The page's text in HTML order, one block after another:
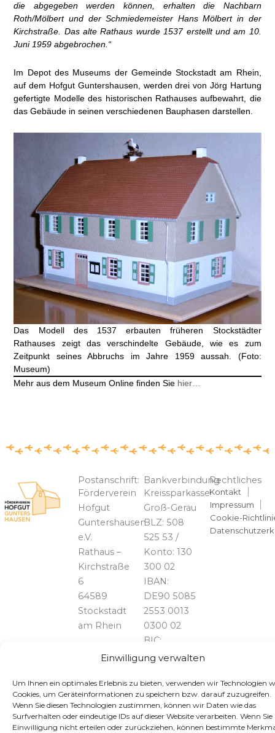
Einwilligung verwalten
Um Ihnen ein optimales Erlebnis zu bieten, verwenden wir Technologien
Cookies, um Geräteinformationen zu speichern bzw. darauf zuzugreifen.
Wenn Sie diesen Technologien zustimmen, können wir Daten wie das
Surfverhalten oder eindeutige IDs auf dieser Website verarbeiten. Wenn Sie
Einwilligung nicht erteilen oder zurückziehen, können bestimmte
die abgegeben werden können, erhalten die Nachbarn
Roth/Mölbert und der Schmiedemeister Hans Mölbert in der
Kirchstraße. Das alte Rathaus wurde 1537 erstellt und am 10.
Juni 1959 abgebrochen.“
Im Depot des Museums der Gemeinde Stockstadt am Rhein,
auf dem Hofgut Guntershausen, werden drei von Jörg Hartung
gefertigte Modelle des historischen Rathauses aufbewahrt, die
das Gebäude in seinen verschiedenen Bauphasen darstellen.
Das Modell des 1537 erbauten früheren Stockstädter
Rathauses zeigt das verschindelte Gebäude, wie es zum
Zeitpunkt seines Abbruchs im Jahre 1959 aussah. (Foto:
Museum)
Mehr aus dem Museum Online finden Sie hier…
Postanschrift:
Förderverein
Hofgut
Guntershausen
e.V.
Rathaus –
Kirchstraße
6
64589
Stockstadt
am Rhein
Telefon:
828739
Bankverbindung
Kreissparkasse
Groß-Gerau
BLZ: 508
525 53 /
Konto: 130
300 02
IBAN:
DE90 5085
2553 0013
0300 02
BIC:
HELADEF1GRG
Rechtliches
Kontakt
Impressum
Cookie-